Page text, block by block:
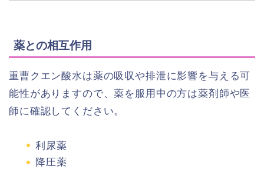
薬との相互作用
重曹クエン酸水は薬の吸収や排泄に影響を与える可
能性がありますので、薬を服用中の方は薬剤師や医
師に確認してください。
利尿薬
降圧薬